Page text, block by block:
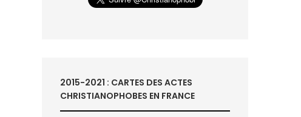
2015-2021 : CARTES DES ACTES
CHRISTIANOPHOBES EN FRANCE